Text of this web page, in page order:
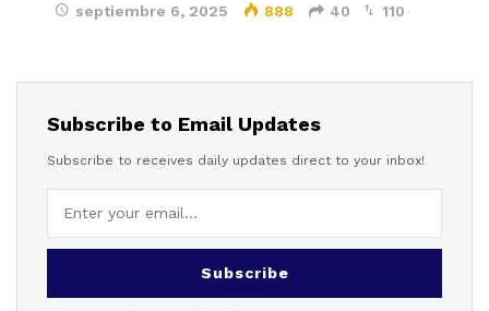
septiembre 6, 2025 888 40 110
Subscribe to Email Updates
Subscribe to receives daily updates direct to your inbox!
Subscribe